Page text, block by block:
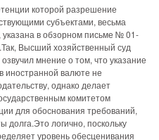
которой разрешение
субъектами, весьма
в обзорном письме № 01-
Высший хозяйственный суд
мнение о том, что указание
иностранной валюте не
однако делает
комитетом
для обоснования требований,
логично, поскольку
уровень обесценивания